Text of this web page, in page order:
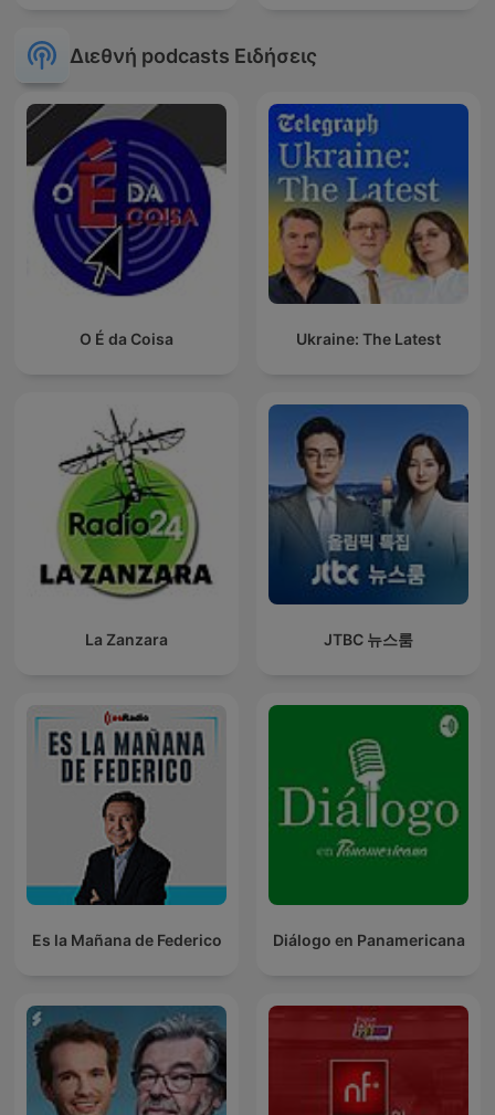
Διεθνή podcasts Ειδήσεις
O É da Coisa Ukraine: The Latest
La Zanzara JTBC 뉴스룸
Es la Mañana de Federico Diálogo en Panamericana